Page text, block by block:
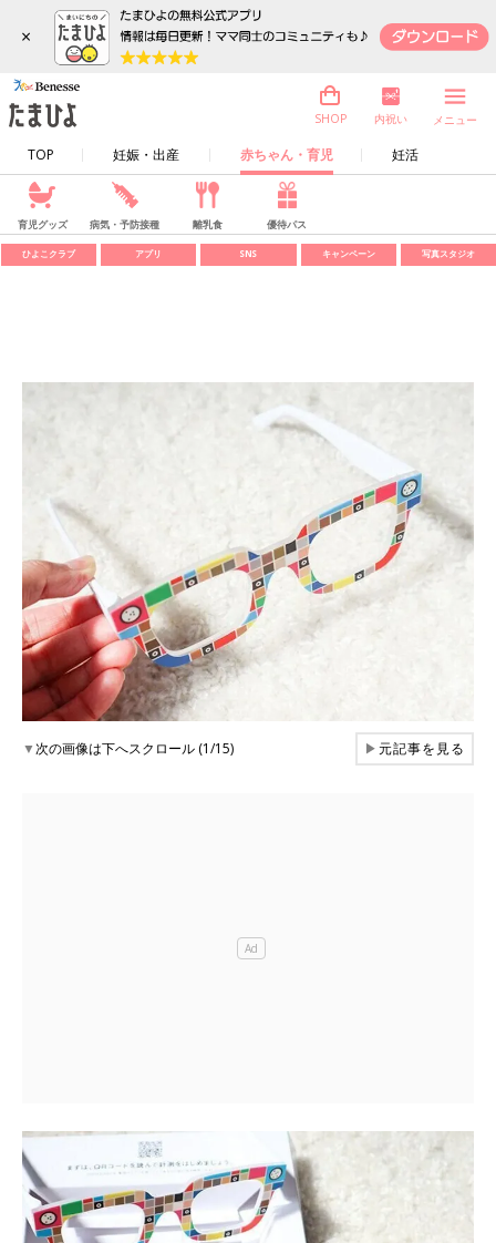
×
TOP 妊娠・出産 赤ちゃん・育児 妊活
SHOP 内祝い メニュー
育児グッズ 病気・予防接種 離乳食 優待パス
ひよこクラブ アプリ SNS キャンペーン 写真スタジオ
▼次の画像は下へスクロール (1/15) ▶元記事を見る